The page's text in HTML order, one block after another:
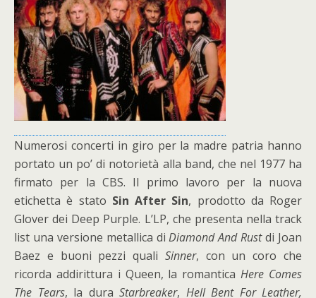
Numerosi concerti in giro per la madre patria hanno
portato un po’ di notorietà alla band, che nel 1977 ha
firmato per la CBS. Il primo lavoro per la nuova
etichetta è stato Sin After Sin, prodotto da Roger
Glover dei Deep Purple. L’LP, che presenta nella track
list una versione metallica diDiamond And Rustdi Joan
Baez e buoni pezzi quali Sinner, con un coro che
ricorda addirittura i Queen, la romanticaHere Comes
The Tears, la dura Starbreaker, Hell Bent For Leather,